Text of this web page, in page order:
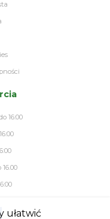
16:00
ułatwić